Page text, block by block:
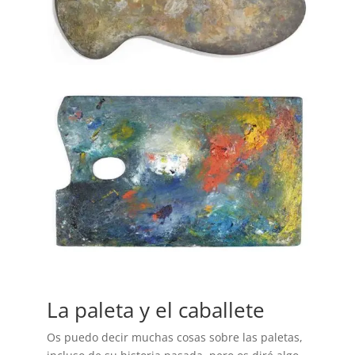
La paleta y el caballete
Os puedo decir muchas cosas sobre las paletas,